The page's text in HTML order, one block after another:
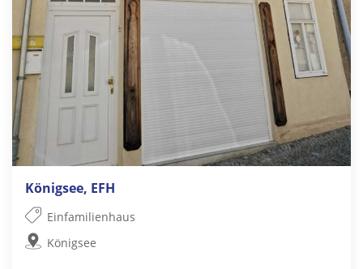
Königsee, EFH
Einfamilienhaus
Königsee